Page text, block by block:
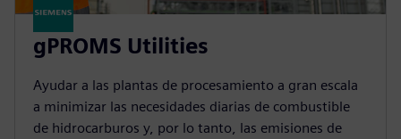
gPROMS Utilities
Ayudar a las plantas de procesamiento a gran escala
a minimizar las necesidades diarias de combustible
de hidrocarburos y, por lo tanto, las emisiones de